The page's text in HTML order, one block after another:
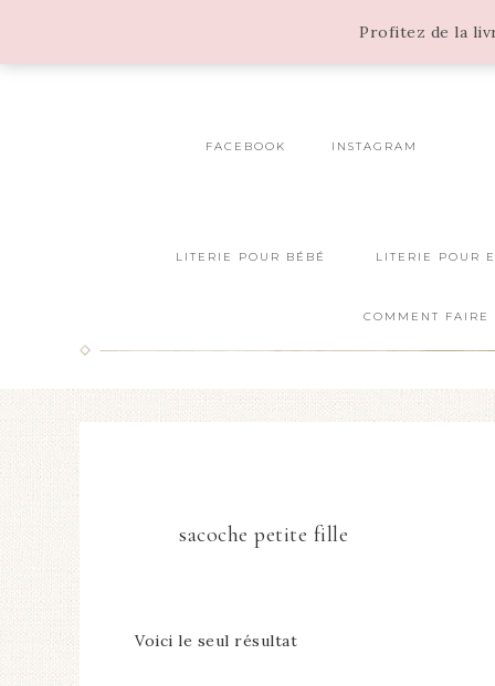
Profitez de la
FACEBOOK INSTAGRAM
LITERIE POUR BÉBÉ LITERIE POUR
COMMENT FAIRE
sacoche petite fille
Voici le seul résultat